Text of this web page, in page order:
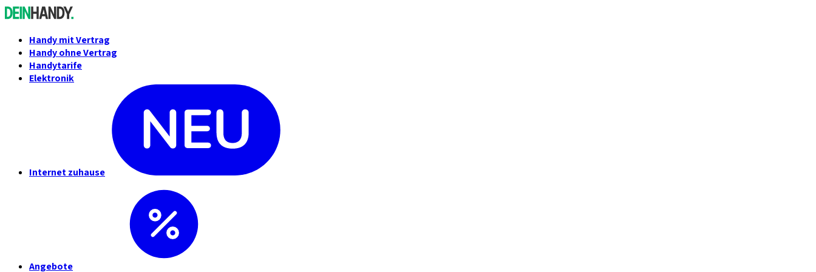
Handy mit Vertrag
Handy ohne Vertrag
Handytarife
Elektronik
Internet zuhause
Angebote